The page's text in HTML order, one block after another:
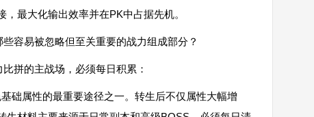
最大化输出效率并在PK中占据先机。
容易被忽略但至关重要的战力组成部分？
拼的主战场，必须每日积累：
础属性的最重要途径之一。转生后不仅属性大幅增